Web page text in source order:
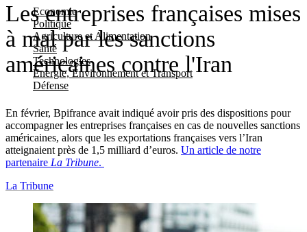
Economie
Politique
Agriculture et Alimentation
Santé
Technologies
Energie, Environnement et Transport
Défense
Les entreprises françaises mises
à mal par les sanctions
américaines contre l'Iran
En février, Bpifrance avait indiqué avoir pris des dispositions pour
accompagner les entreprises françaises en cas de nouvelles sanctions
américaines, alors que les exportations françaises vers l’Iran
atteignaient près de 1,5 milliard d’euros. Un article de notre
partenaire La Tribune.
La Tribune